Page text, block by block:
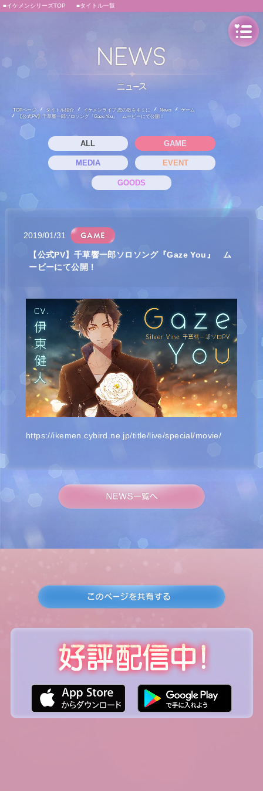
■イケメンシリーズTOP ■タイトル一覧
TOPページ タイトル紹介 イケメンライブ 恋の歌をキミに News
ゲーム
【公式PV】千草響一郎ソロソング『Gaze You』 ムービーにて公開！
ALL GAME
MEDIA EVENT
GOODS
2019/01/31
【公式PV】千草響一郎ソロソング『Gaze You』 ム
ービーにて公開！
https://ikemen.cybird.ne.jp/title/live/special/movie/